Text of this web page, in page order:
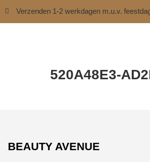
Verzenden 1-2 werkdagen m.u.v.
520A48E3-
BEAUTY AVENUE